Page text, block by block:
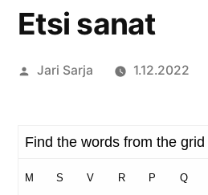
Etsi sanat
Artikkelin
Jari Sarja 1.12.2022